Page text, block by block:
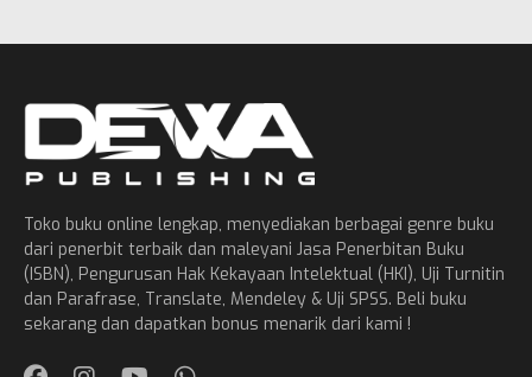
Toko buku online lengkap, menyediakan berbagai genre buku
dari penerbit terbaik dan maleyani Jasa Penerbitan Buku
(ISBN), Pengurusan Hak Kekayaan Intelektual (HKI), Uji Turnitin
dan Parafrase, Translate, Mendeley & Uji SPSS. Beli buku
sekarang dan dapatkan bonus menarik dari kami !